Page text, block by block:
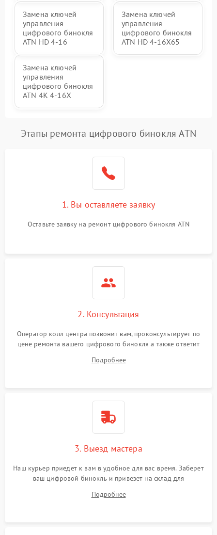
Замена ключей
управления
цифрового бинокля
ATN HD 4-16
Замена ключей
управления
цифрового бинокля
ATN HD 4-16X65
Замена ключей
управления
цифрового бинокля
ATN 4K 4-16X
Этапы ремонта цифрового бинокля ATN
1. Вы оставляете заявку
Оставьте заявку на ремонт цифрового бинокля ATN
2. Консультация
Оператор колл центра позвонит вам, проконсультирует по
цене ремонта вашего цифрового бинокля а также ответит
Подробнее
3. Выезд мастера
Наш курьер приедет к вам в удобное для вас время. Заберет
ваш цифровой бинокль и привезет на склад для
Подробнее